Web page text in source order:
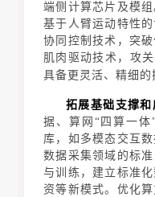
端侧计算芯片及模
基于人臂运动特性
协同控制技术，突
肌肉驱动技术，攻
具备更灵活、精细的
拓展基础支撑和
据、算网“四算一
库，如多模态交互
数据采集领域的标
与训练，建立标准
资等新模式。优化